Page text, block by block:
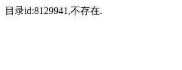
目录id:8129941,不存在.